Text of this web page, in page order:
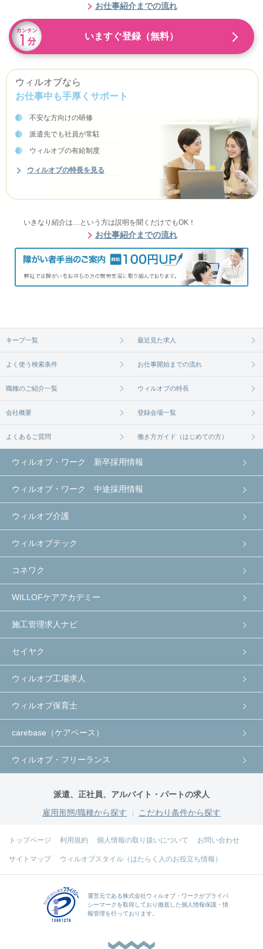
お仕事紹介までの流れ
いますぐ登録（無料）
ウィルオブなら
お仕事中も手厚くサポート
不安な方向けの研修
派遣先でも社員が常駐
ウィルオブの有給制度
ウィルオブの特長を見る
いきなり紹介は…という方は説明を聞くだけでもOK！
お仕事紹介までの流れ
キープ一覧 最近見た求人
よく使う検索条件 お仕事開始までの流れ
職種のご紹介一覧 ウィルオブの特長
会社概要 登録会場一覧
よくあるご質問 働き方ガイド（はじめての方）
ウィルオブ・ワーク 新卒採用情報
ウィルオブ・ワーク 中途採用情報
ウィルオブ介護
ウィルオブテック
コネワク
WILLOFケアアカデミー
施工管理求人ナビ
セイヤク
ウィルオブ工場求人
ウィルオブ保育士
carebase（ケアベース）
ウィルオブ・フリーランス
派遣、正社員、アルバイト・パートの求人
雇用形態/職種から探す
こだわり条件から探す
トップページ 利用規約 個人情報の取り扱いについて お問い合わせ
サイトマップ ウィルオブスタイル（はたらく人のお役立ち情報）
運営元である株式会社ウィルオブ・ワークがプライバ
シーマークを取得しており徹底した個人情報保護・情
報管理を行っております。